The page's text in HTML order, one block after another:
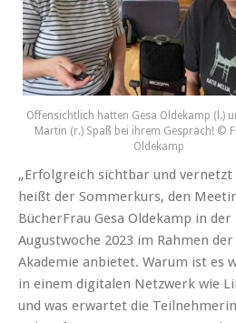
Offensichtlich hatten Gesa Oldekamp (l.)
Martin (r.) Spaß bei ihrem Gespräch! ©
Oldekamp
„Erfolgreich sichtbar und vernetzt
heißt der Sommerkurs, den
BücherFrau Gesa Oldekamp in
Augustwoche 2023 im Rahmen
Akademie anbietet. Warum ist es
in einem digitalen Netzwerk wie
und was erwartet die